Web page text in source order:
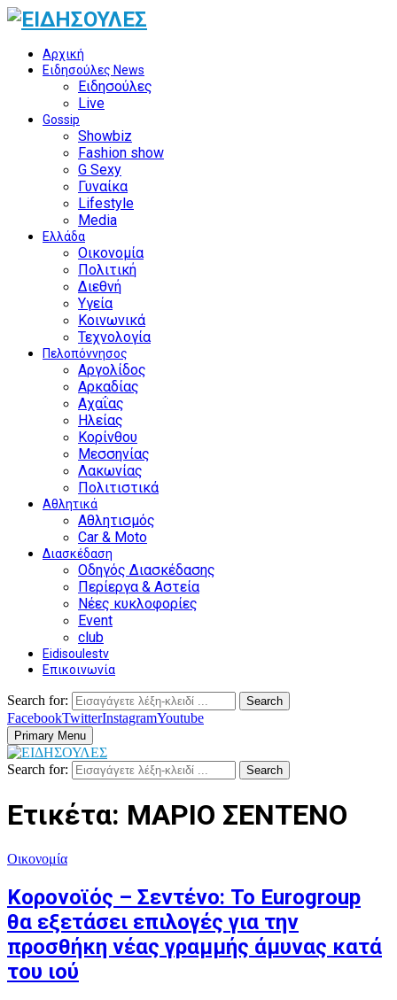
Αρχική
Ειδησούλες News
Ειδησούλες
Live
Gossip
Showbiz
Fashion show
G Sexy
Γυναίκα
Lifestyle
Media
Ελλάδα
Οικονομία
Πολιτική
Διεθνή
Υγεία
Κοινωνικά
Τεχνολογία
Πελοπόννησος
Αργολίδος
Αρκαδίας
Αχαΐας
Ηλείας
Κορίνθου
Μεσσηνίας
Λακωνίας
Πολιτιστικά
Αθλητικά
Αθλητισμός
Car & Moto
Διασκέδαση
Οδηγός Διασκέδασης
Περίεργα & Αστεία
Νέες κυκλοφορίες
Event
club
Eidisoulestv
Επικοινωνία
Search for: Search
FacebookTwitterInstagramYoutube
Primary Menu
Search for: Search
Ετικέτα: ΜΑΡΙΟ ΣΕΝΤΕΝΟ
Οικονομία
Κορονοϊός – Σεντένο: Το Eurogroup
θα εξετάσει επιλογές για την
προσθήκη νέας γραμμής άμυνας κατά
του ιού